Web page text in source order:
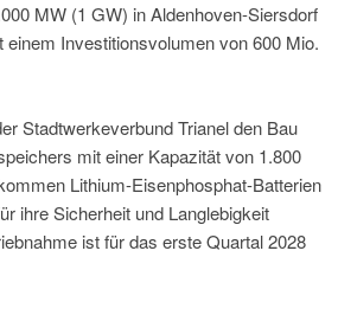
MW (1 GW) in Aldenhoven-Siersdorf
Investitionsvolumen von 600 Mio.
Stadtwerkeverbund Trianel den Bau
mit einer Kapazität von 1.800
Lithium-Eisenphosphat-Batterien
ihre Sicherheit und Langlebigkeit
ist für das erste Quartal 2028